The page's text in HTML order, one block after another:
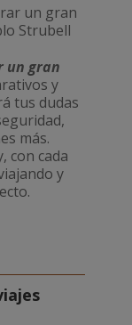
un gran
y
tus dudas
más.
con cada
y